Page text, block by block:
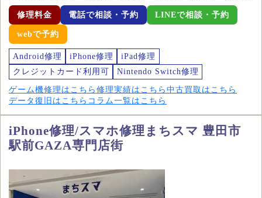
修理料金 電話で相談・予約 LINEで相談・予約
webで予約
Android修理 iPhone修理
iPad修理
クレジットカード利用可
Nintendo Switch修理
ゲーム機修理はこちら 修理実績はこちら 中古買取はこちら
データ復旧はこちら コラム一覧はこちら
iPhone修理/スマホ修理まちスマ 豊田市
駅前GAZA専門店街